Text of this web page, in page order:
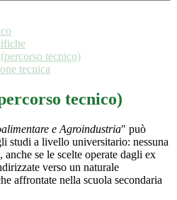
tecnico)
tecnica
tecnico)
e Agroindustria" può
studi a livello universitario: nessuna
se le scelte operate dagli ex
verso un naturale
affrontate nella scuola secondaria